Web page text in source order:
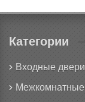
Категории
Входные двери